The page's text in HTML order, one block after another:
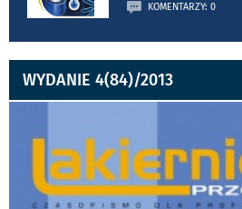
KOMENTARZY: 0
WYDANIE 4(84)/2013